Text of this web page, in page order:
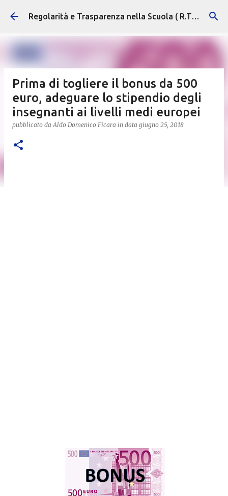
Passa ai contenuti principali Regolarità e Trasparenza nella Scuola ( R.T.S. )
Prima di togliere il bonus da 500
euro, adeguare lo stipendio degli
insegnanti ai livelli medi europei
pubblicato daAldo Domenico Ficara in data giugno 25, 2018